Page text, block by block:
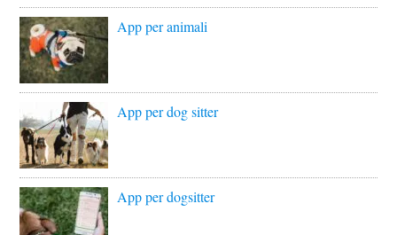
App per animali
App per dog sitter
App per dogsitter